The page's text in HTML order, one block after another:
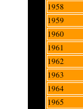
1958
1959
1960
1961
1962
1963
1964
1965